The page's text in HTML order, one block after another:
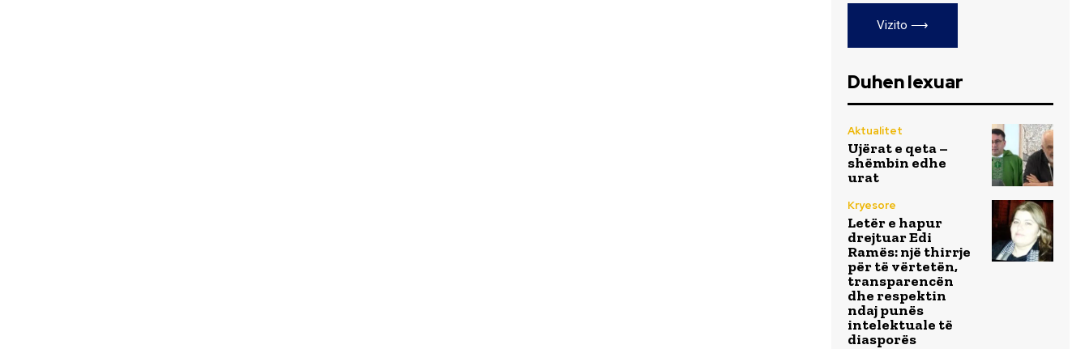
Vizito ⟶
Duhen lexuar
Aktualitet
Ujërat e qeta –
shëmbin edhe
urat
Kryesore
Letër e hapur
drejtuar Edi
Ramës: një thirrje
për të vërtetën,
transparencën
dhe respektin
ndaj punës
intelektuale të
diasporës